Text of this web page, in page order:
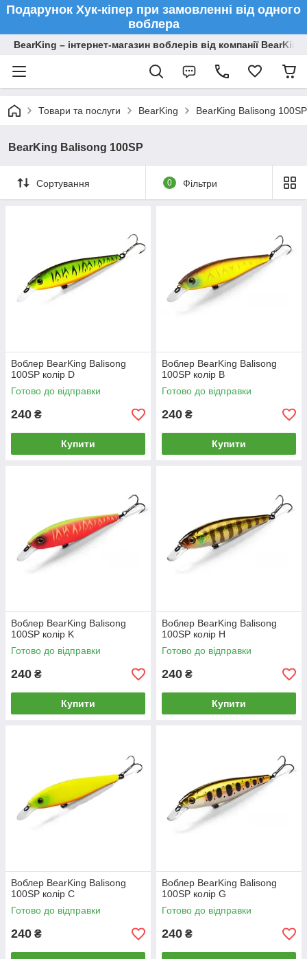
Подарунок Хук-кіпер при замовленні від одного
воблера
BearKing – інтернет-магазин воблерів від компанії BearKing
Товари та послуги BearKing BearKing Balisong 100SP
BearKing Balisong 100SP
Сортування 0 Фільтри
Воблер BearKing Balisong
100SP колір D
Готово до відправки
240 ₴
Купити
Воблер BearKing Balisong
100SP колір B
Готово до відправки
240 ₴
Купити
Воблер BearKing Balisong
100SP колір K
Готово до відправки
240 ₴
Купити
Воблер BearKing Balisong
100SP колір H
Готово до відправки
240 ₴
Купити
Воблер BearKing Balisong
100SP колір C
Готово до відправки
240 ₴
Воблер BearKing Balisong
100SP колір G
Готово до відправки
240 ₴